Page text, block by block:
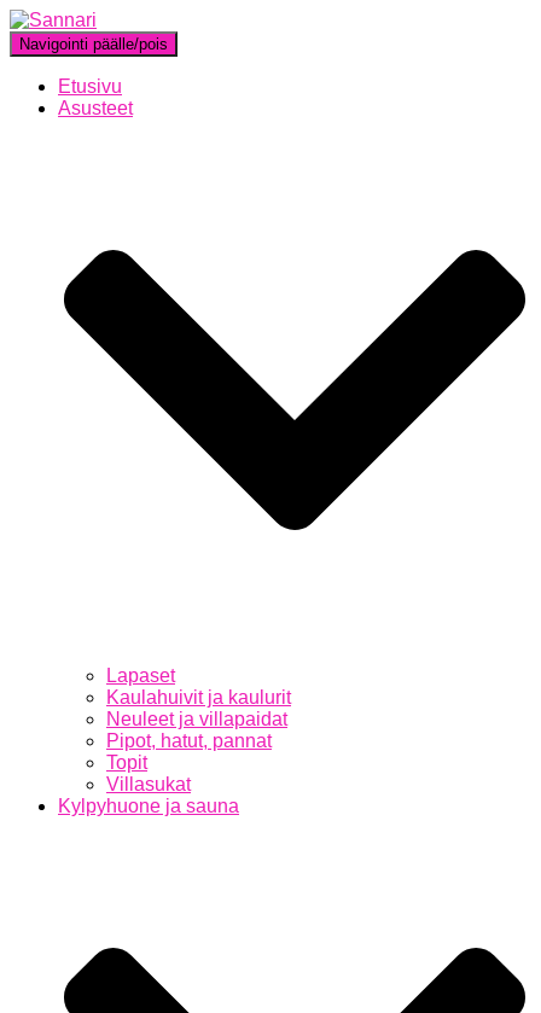
Navigointi päälle/pois
Etusivu
Asusteet
Lapaset
Kaulahuivit ja kaulurit
Neuleet ja villapaidat
Pipot, hatut, pannat
Topit
Villasukat
Kylpyhuone ja sauna